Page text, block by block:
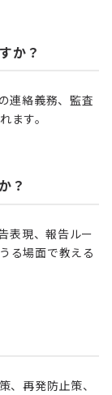
か？
連絡義務、監査
ます。
？
表現、報告ルー
る場面で教える
、再発防止策、